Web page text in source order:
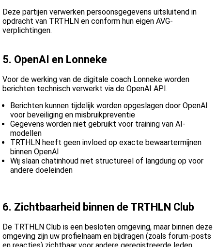
Deze partijen verwerken persoonsgegevens uitsluitend in
opdracht van TRTHLN en conform hun eigen AVG-
verplichtingen.
5. OpenAI en Lonneke
Voor de werking van de digitale coach Lonneke worden
berichten technisch verwerkt via de OpenAI API.
Berichten kunnen tijdelijk worden opgeslagen door OpenAI
voor beveiliging en misbruikpreventie
Gegevens worden niet gebruikt voor training van AI-
modellen
TRTHLN heeft geen invloed op exacte bewaartermijnen
binnen OpenAI
Wij slaan chatinhoud niet structureel of langdurig op voor
andere doeleinden
6. Zichtbaarheid binnen de TRTHLN Club
De TRTHLN Club is een besloten omgeving, maar binnen deze
omgeving zijn uw profielnaam en bijdragen (zoals forum-posts